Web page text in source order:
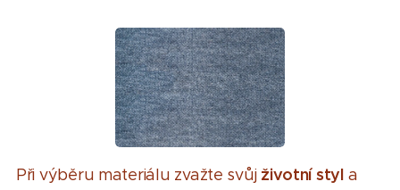
Při výběru materiálu zvažte svůj životní styla